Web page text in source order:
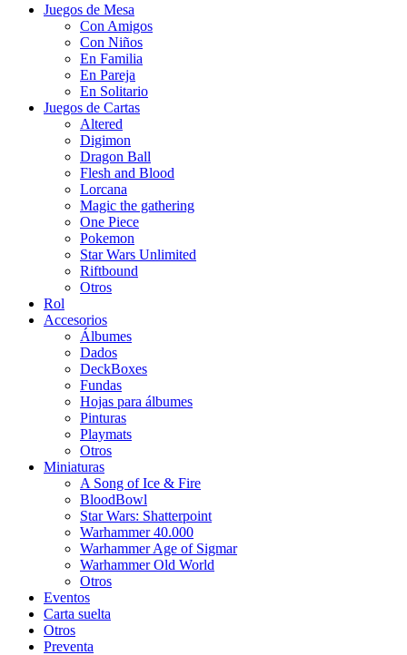
Juegos de Mesa
Con Amigos
Con Niños
En Familia
En Pareja
En Solitario
Juegos de Cartas
Altered
Digimon
Dragon Ball
Flesh and Blood
Lorcana
Magic the gathering
One Piece
Pokemon
Star Wars Unlimited
Riftbound
Otros
Rol
Accesorios
Álbumes
Dados
DeckBoxes
Fundas
Hojas para álbumes
Pinturas
Playmats
Otros
Miniaturas
A Song of Ice & Fire
BloodBowl
Star Wars: Shatterpoint
Warhammer 40.000
Warhammer Age of Sigmar
Warhammer Old World
Otros
Eventos
Carta suelta
Otros
Preventa